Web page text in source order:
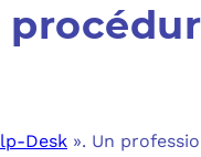
Desk ». Un